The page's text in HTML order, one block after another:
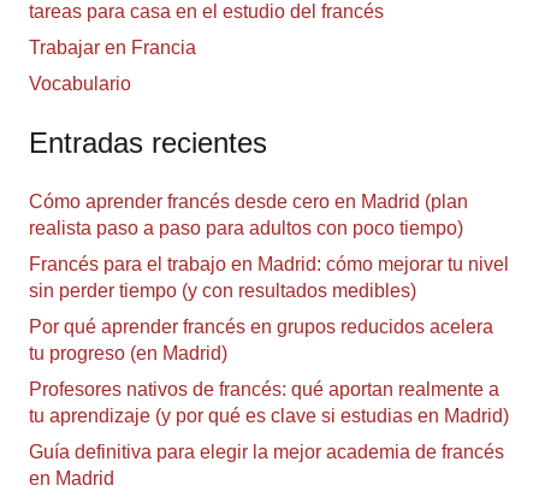
tareas para casa en el estudio del francés
Trabajar en Francia
Vocabulario
Entradas recientes
Cómo aprender francés desde cero en Madrid (plan
realista paso a paso para adultos con poco tiempo)
Francés para el trabajo en Madrid: cómo mejorar tu nivel
sin perder tiempo (y con resultados medibles)
Por qué aprender francés en grupos reducidos acelera
tu progreso (en Madrid)
Profesores nativos de francés: qué aportan realmente a
tu aprendizaje (y por qué es clave si estudias en Madrid)
Guía definitiva para elegir la mejor academia de francés
en Madrid